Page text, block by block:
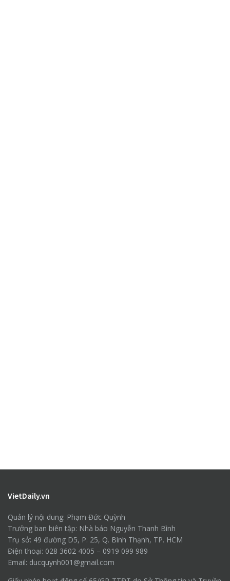
VietDaily.vn
Quản lý nội dung: Phạm Đức Quỳnh
Trưởng ban biên tập: Nhà báo Nguyễn Thanh Bình
Trụ sở: 49 đường D5, P. 25, Q. Bình Thạnh, TP. HCM
Điện thoại: 028 3602 4005 – 0919 099 989
Email: ducquynh001@gmail.com